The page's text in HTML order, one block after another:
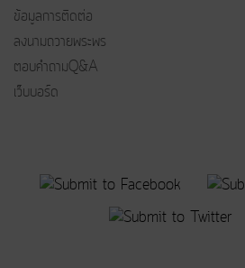
ข้อมูลการติดต่อ
ลงนามถวายพระพร
ตอบคำถามQ&A
เว็บบอร์ด